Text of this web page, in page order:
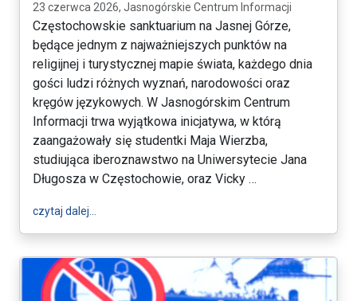
23 czerwca 2026, Jasnogórskie Centrum Informacji
Częstochowskie sanktuarium na Jasnej Górze,
będące jednym z najważniejszych punktów na
religijnej i turystycznej mapie świata, każdego dnia
gości ludzi różnych wyznań, narodowości oraz
kręgów językowych. W Jasnogórskim Centrum
Informacji trwa wyjątkowa inicjatywa, w którą
zaangażowały się studentki Maja Wierzba,
studiująca iberoznawstwo na Uniwersytecie Jana
Długosza w Częstochowie, oraz Vicky …
czytaj dalej…